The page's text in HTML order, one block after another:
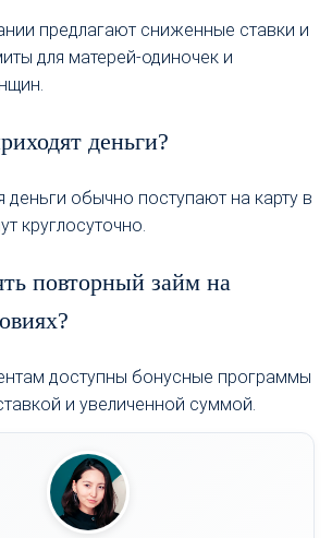
предлагают сниженные ставки и
для матерей-одиночек и
деньги?
деньги обычно поступают на карту в
круглосуточно.
повторный займ на
доступны бонусные программы
и увеличенной суммой.